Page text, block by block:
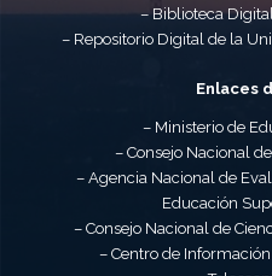
– Biblioteca
– Repositorio Digital de la
Enlaces
– Ministerio de
– Consejo Nacional
– Agencia Nacional de
Educación
– Consejo Nacional de
– Centro de